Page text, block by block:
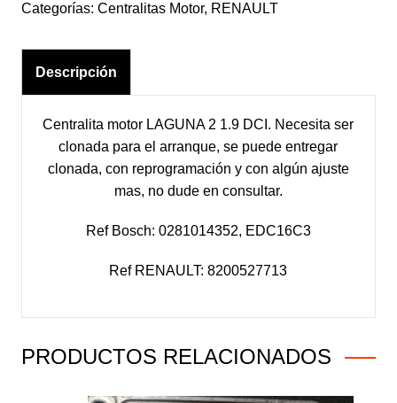
2
Categorías: Centralitas Motor, RENAULT
Descripción
Centralita motor LAGUNA 2 1.9 DCI. Necesita ser
clonada para el arranque, se puede entregar
clonada, con reprogramación y con algún ajuste
mas, no dude en consultar.
Ref Bosch: 0281014352, EDC16C3
Ref RENAULT: 8200527713
PRODUCTOS RELACIONADOS